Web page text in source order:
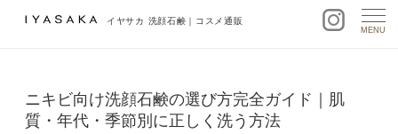
イヤサカ 洗顔石鹸｜コスメ通販
MENU
ニキビ向け洗顔石鹸の選び方完全ガイド｜肌
質・年代・季節別に正しく洗う方法